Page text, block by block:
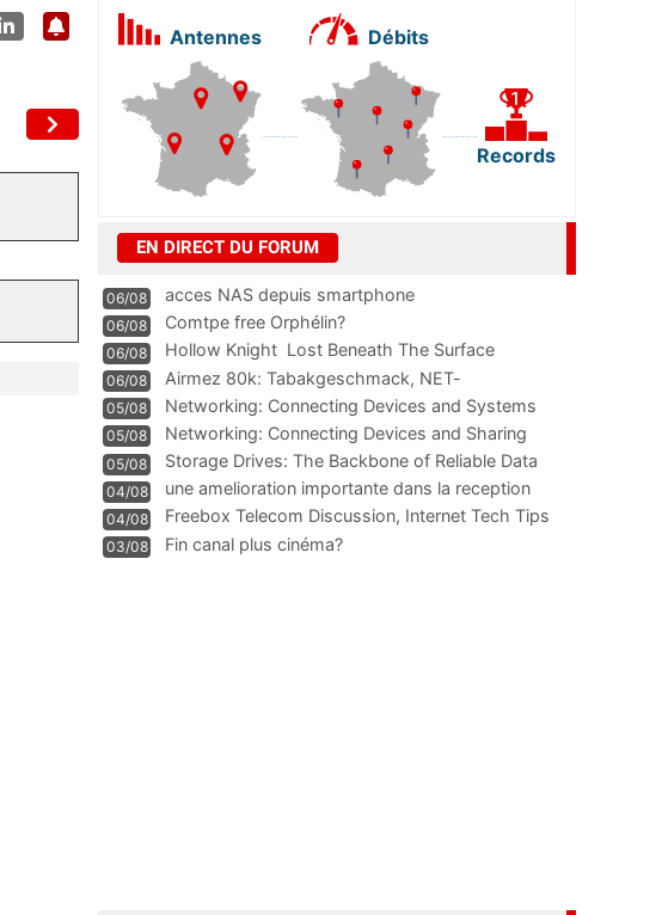
Antennes Débits
Records
EN DIRECT DU FORUM
06/08 acces NAS depuis smartphone
06/08 Comtpe free Orphélin?
06/08 Hollow Knight  Lost Beneath The Surface
06/08
Airmez 80k: Tabakgeschmack, NET-
Technologie und Leistung im
05/08 Networking: Connecting Devices and Systems
05/08
Networking: Connecting Devices and Sharing
Information
05/08
Storage Drives: The Backbone of Reliable Data
Management
04/08
une amelioration importante dans la reception
WIFI
04/08
Freebox Telecom Discussion, Internet Tech Tips
Communi
03/08 Fin canal plus cinéma?